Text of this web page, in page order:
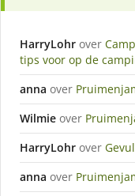
HarryLohr over
tips voor op de
anna over
Wilmie over
HarryLohr over
anna over